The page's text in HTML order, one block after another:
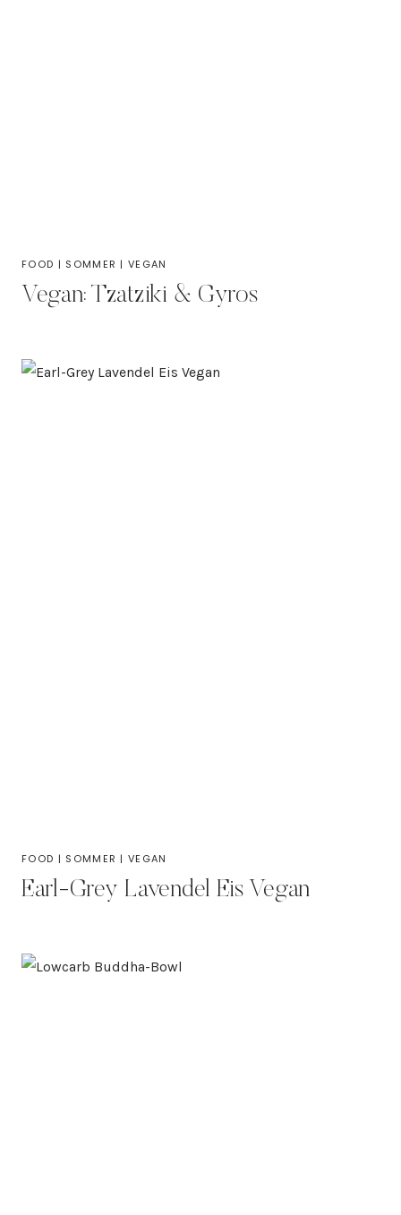
FOOD | SOMMER |VEGAN
Vegan: Tzatziki & Gyros
FOOD | SOMMER |VEGAN
Earl-Grey Lavendel Eis Vegan